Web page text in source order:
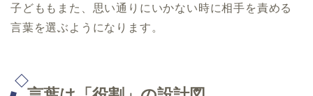
子どももまた、思い通りにいかない時に相手を責める
言葉を選ぶようになります。